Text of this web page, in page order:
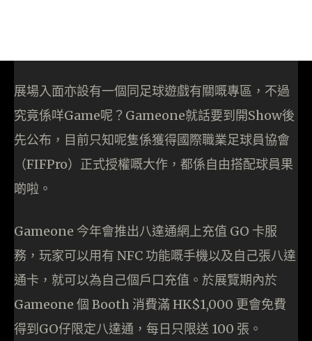
展場入面亦設有一個同足球遊戲有關嘅專區，不過
究竟係咩Game呢？Gameone就話要到開Show後
先公布，目前只知呢隻係獲得國際職業足球員協會
（FIFPro）正式授權嘅大作，都係自由搭配球員果
啲啦。
Gameone 今年會推出八達通網上充值 GO 卡服
務，玩家可以用有 NFC 功能嘅手機以及自己張八達
通卡，就可以為自己個戶口充值。於展覽期內於
Gameone 個 Booth 消費滿 HK$1,000 更會免費
得到GO仔限定八達通，每日只限送 100 張。